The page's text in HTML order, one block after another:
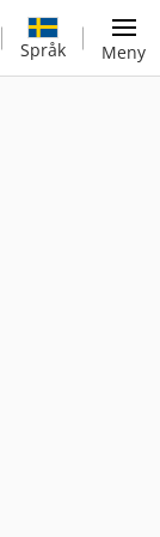
Språk Meny